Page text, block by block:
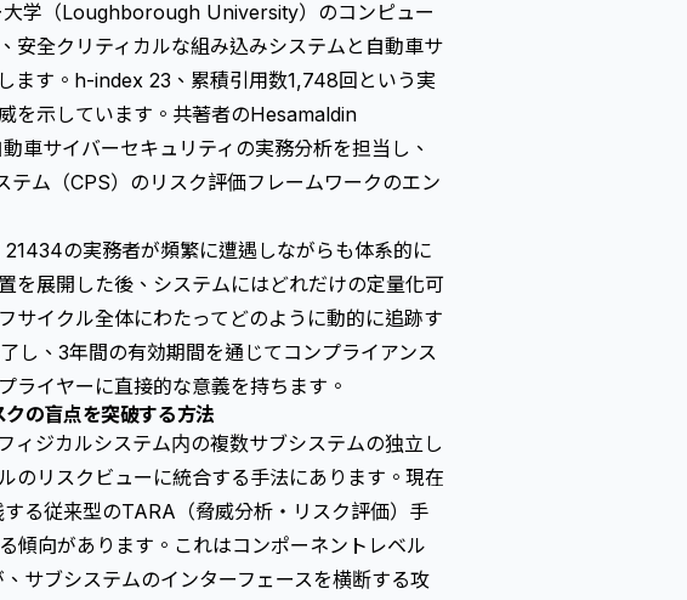
学（Loughborough University）のコンピュー
安全クリティカルな組み込みシステムと自動車サ
ます。h-index 23、累積引用数1,748回という実
を示しています。共著者のHesamaldin
車サイバーセキュリティの実務分析を担当し、
ム（CPS）のリスク評価フレームワークのエン
の実務者が頻繁に遭遇しながらも体系的に
を展開した後、システムにはどれだけの定量化可
サイクル全体にわたってどのように動的に追跡す
、3年間の有効期間を通じてコンプライアンス
ライヤーに直接的な意義を持ちます。
の盲点を突破する方法
ィジカルシステム内の複数サブシステムの独立し
のリスクビューに統合する手法にあります。現在
る従来型のTARA（脅威分析・リスク評価） 手
傾向があります。これはコンポーネントレベル
サブシステムのインターフェースを横断する攻